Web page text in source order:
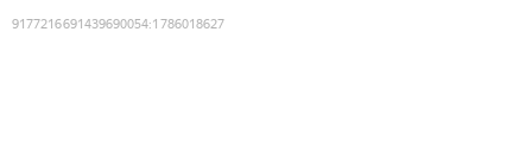
9177216691439690054:1786018627